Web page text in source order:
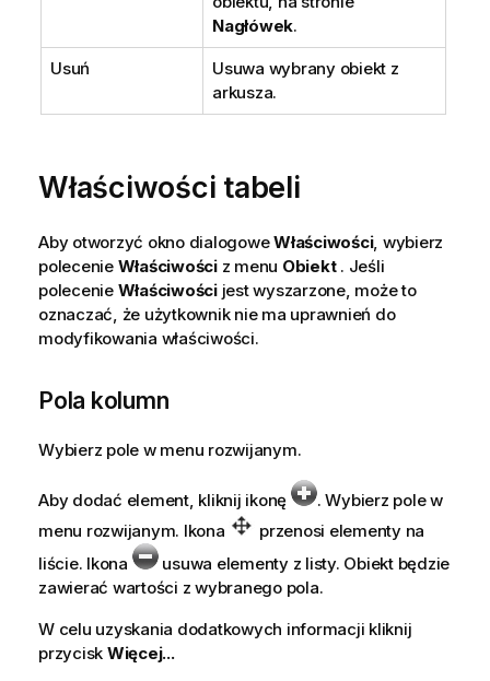
Nagłówek.
Usuń
Usuwa wybrany obiekt z
arkusza.
Właściwości tabeli
Aby otworzyć okno dialogoweWłaściwości, wybierz
polecenie Właściwościz menu Obiekt. Jeśli
polecenie Właściwościjest wyszarzone, może to
oznaczać, że użytkownik nie ma uprawnień do
modyfikowania właściwości.
Pola kolumn
Wybierz pole w menu rozwijanym.
Aby dodać element, kliknij ikonę
. Wybierz pole w
menu rozwijanym. Ikona
przenosi elementy na
liście. Ikona
usuwa elementy z listy. Obiekt będzie
zawierać wartości z wybranego pola.
W celu uzyskania dodatkowych informacji kliknij
przycisk Więcej...